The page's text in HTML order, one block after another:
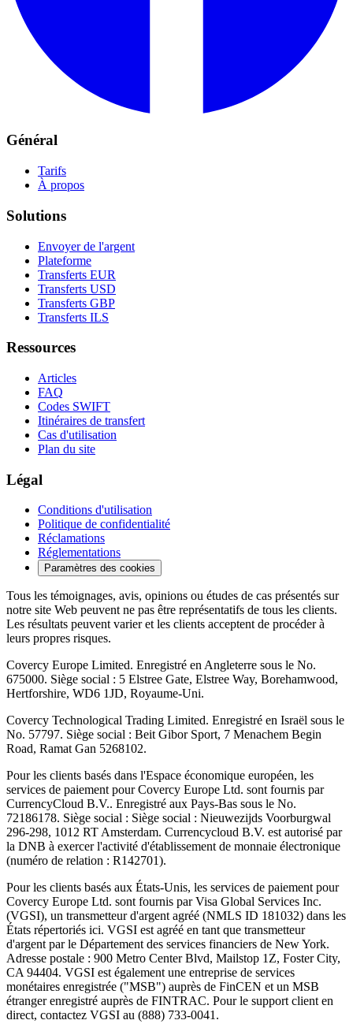
Général
Tarifs
À propos
Solutions
Envoyer de l'argent
Plateforme
Transferts EUR
Transferts USD
Transferts GBP
Transferts ILS
Ressources
Articles
FAQ
Codes SWIFT
Itinéraires de transfert
Cas d'utilisation
Plan du site
Légal
Conditions d'utilisation
Politique de confidentialité
Réclamations
Réglementations
Paramètres des cookies
Tous les témoignages, avis, opinions ou études de cas présentés sur
notre site Web peuvent ne pas être représentatifs de tous les clients.
Les résultats peuvent varier et les clients acceptent de procéder à
leurs propres risques.
Covercy Europe Limited. Enregistré en Angleterre sous le No.
675000. Siège social : 5 Elstree Gate, Elstree Way, Borehamwood,
Hertforshire, WD6 1JD, Royaume-Uni.
Covercy Technological Trading Limited. Enregistré en Israël sous le
No. 57797. Siège social : Beit Gibor Sport, 7 Menachem Begin
Road, Ramat Gan 5268102.
Pour les clients basés dans l'Espace économique européen, les
services de paiement pour Covercy Europe Ltd. sont fournis par
CurrencyCloud B.V.. Enregistré aux Pays-Bas sous le No.
72186178. Siège social : Siège social : Nieuwezijds Voorburgwal
296-298, 1012 RT Amsterdam. Currencycloud B.V. est autorisé par
la DNB à exercer l'activité d'établissement de monnaie électronique
(numéro de relation : R142701).
Pour les clients basés aux États-Unis, les services de paiement pour
Covercy Europe Ltd. sont fournis par Visa Global Services Inc.
(VGSI), un transmetteur d'argent agréé (NMLS ID 181032) dans les
États répertoriés ici. VGSI est agréé en tant que transmetteur
d'argent par le Département des services financiers de New York.
Adresse postale : 900 Metro Center Blvd, Mailstop 1Z, Foster City,
CA 94404. VGSI est également une entreprise de services
monétaires enregistrée ("MSB") auprès de FinCEN et un MSB
étranger enregistré auprès de FINTRAC. Pour le support client en
direct, contactez VGSI au (888) 733-0041.